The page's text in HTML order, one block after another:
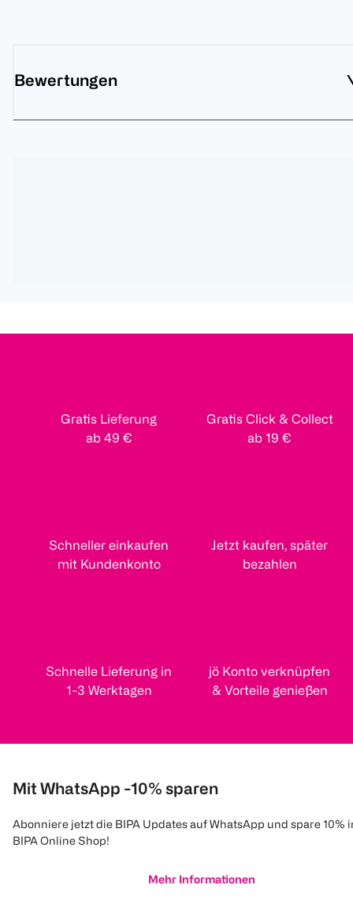
Bewertungen
Gratis Lieferung
ab 49 €
Gratis Click & Collect
ab 19 €
Schneller einkaufen
mit Kundenkonto
Jetzt kaufen, später
bezahlen
Schnelle Lieferung in
1-3 Werktagen
jö Konto verknüpfen
& Vorteile genießen
Mit WhatsApp -10% sparen
Abonniere jetzt die BIPA Updates auf WhatsApp und spare 10%
BIPA Online Shop!
Mehr Informationen